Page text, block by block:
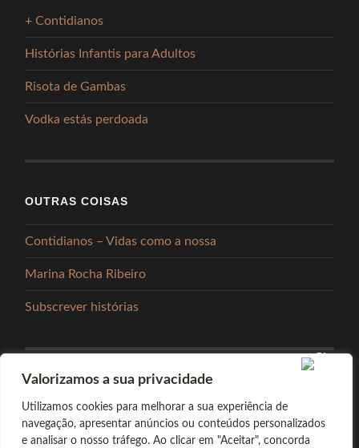
Valorizamos a sua privacidade
Utilizamos cookies para melhorar a sua experiência de
navegação, apresentar anúncios ou conteúdos personalizados
e analisar o nosso tráfego. Ao clicar em "Aceitar", concorda
+ Contidianos
Histórias Infantis para Adultos
Risota de Gambas
Vodka estás perdoada
OUTRAS COISAS
Contidianos – Vidas como a nossa
Marina Rocha Ribeiro
Subscrever histórias